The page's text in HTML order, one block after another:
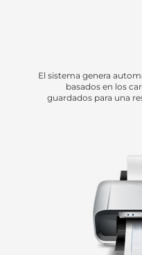
El sistema genera
basados en los
guardados para una